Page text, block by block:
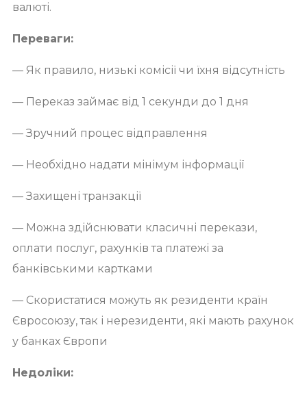
валюті.
Переваги:
— Як правило, низькі комісії чи їхня відсутність
— Переказ займає від 1 секунди до 1 дня
— Зручний процес відправлення
— Необхідно надати мінімум інформації
— Захищені транзакції
— Можна здійснювати класичні перекази,
оплати послуг, рахунків та платежі за
банківськими картками
— Скористатися можуть як резиденти країн
Євросоюзу, так і нерезиденти, які мають рахунок
у банках Європи
Недоліки: